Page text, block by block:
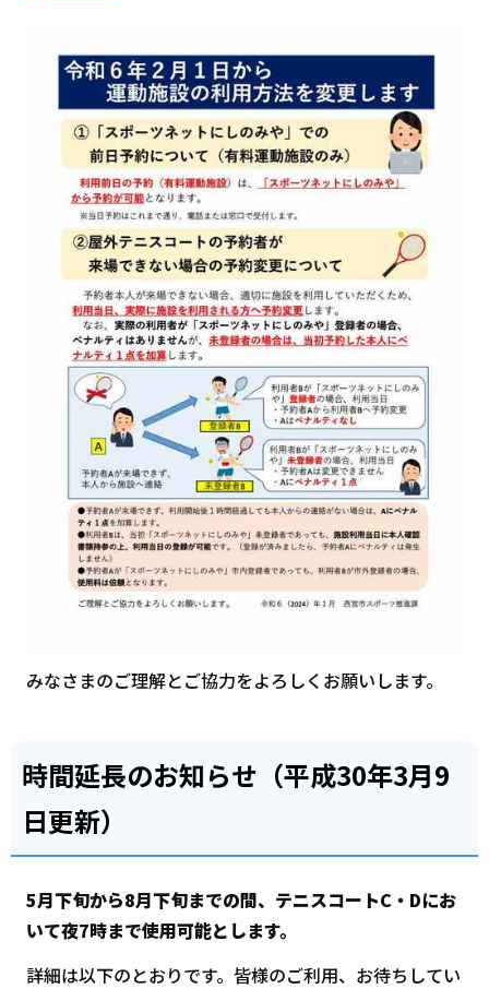
みなさまのご理解とご協力をよろしくお願いします。
時間延長のお知らせ（平成30年3月9
日更新）
5月下旬から8月下旬までの間、テニスコートC・Dにお
いて夜7時まで使用可能とします。
詳細は以下のとおりです。皆様のご利用、お待ちしてい